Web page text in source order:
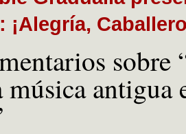
¡Alegría,
sobre
antigua